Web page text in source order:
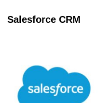
Salesforce CRM